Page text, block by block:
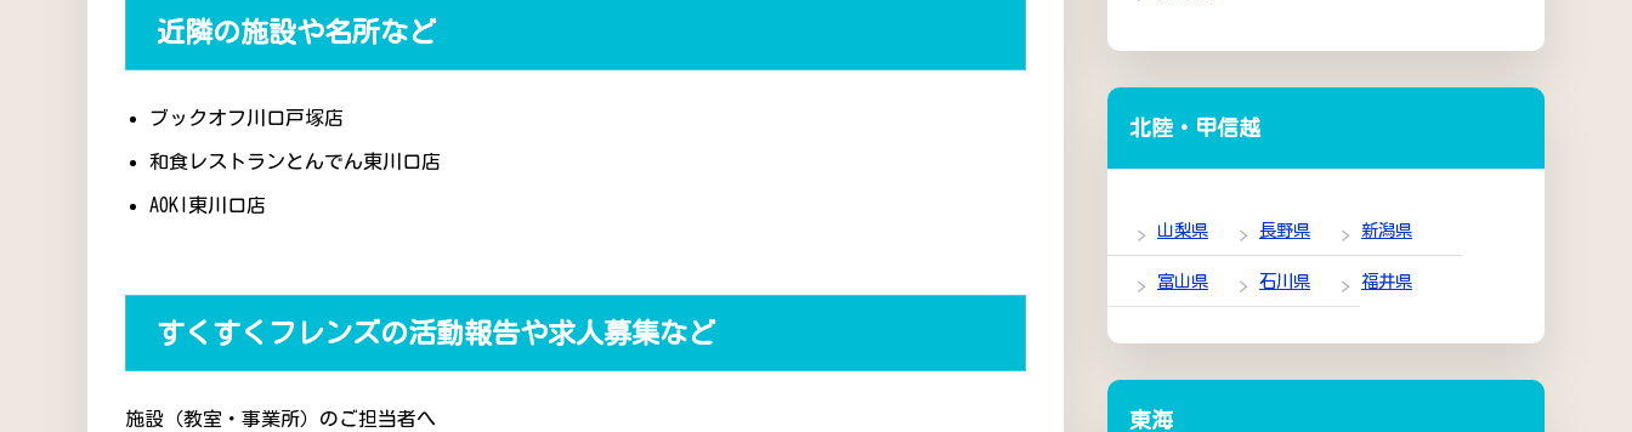
近隣の施設や名所など
ブックオフ川口戸塚店
和食レストランとんでん東川口店
AOKI東川口店
すくすくフレンズの活動報告や求人募集など
施設（教室・事業所）のご担当者へ
北陸・甲信越
山梨県 長野県 新潟県
富山県 石川県 福井県
東海